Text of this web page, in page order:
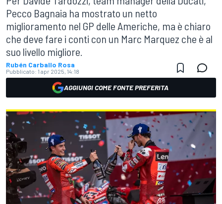
Pecco Bagnaia ha mostrato un netto
miglioramento nel GP delle Americhe, ma è chiaro
che deve fare i conti con un Marc Marquez che è al
suo livello migliore.
Rubén Carballo Rosa
Pubblicato: 1 apr 2025, 14:18
AGGIUNGI COME FONTE PREFERITA